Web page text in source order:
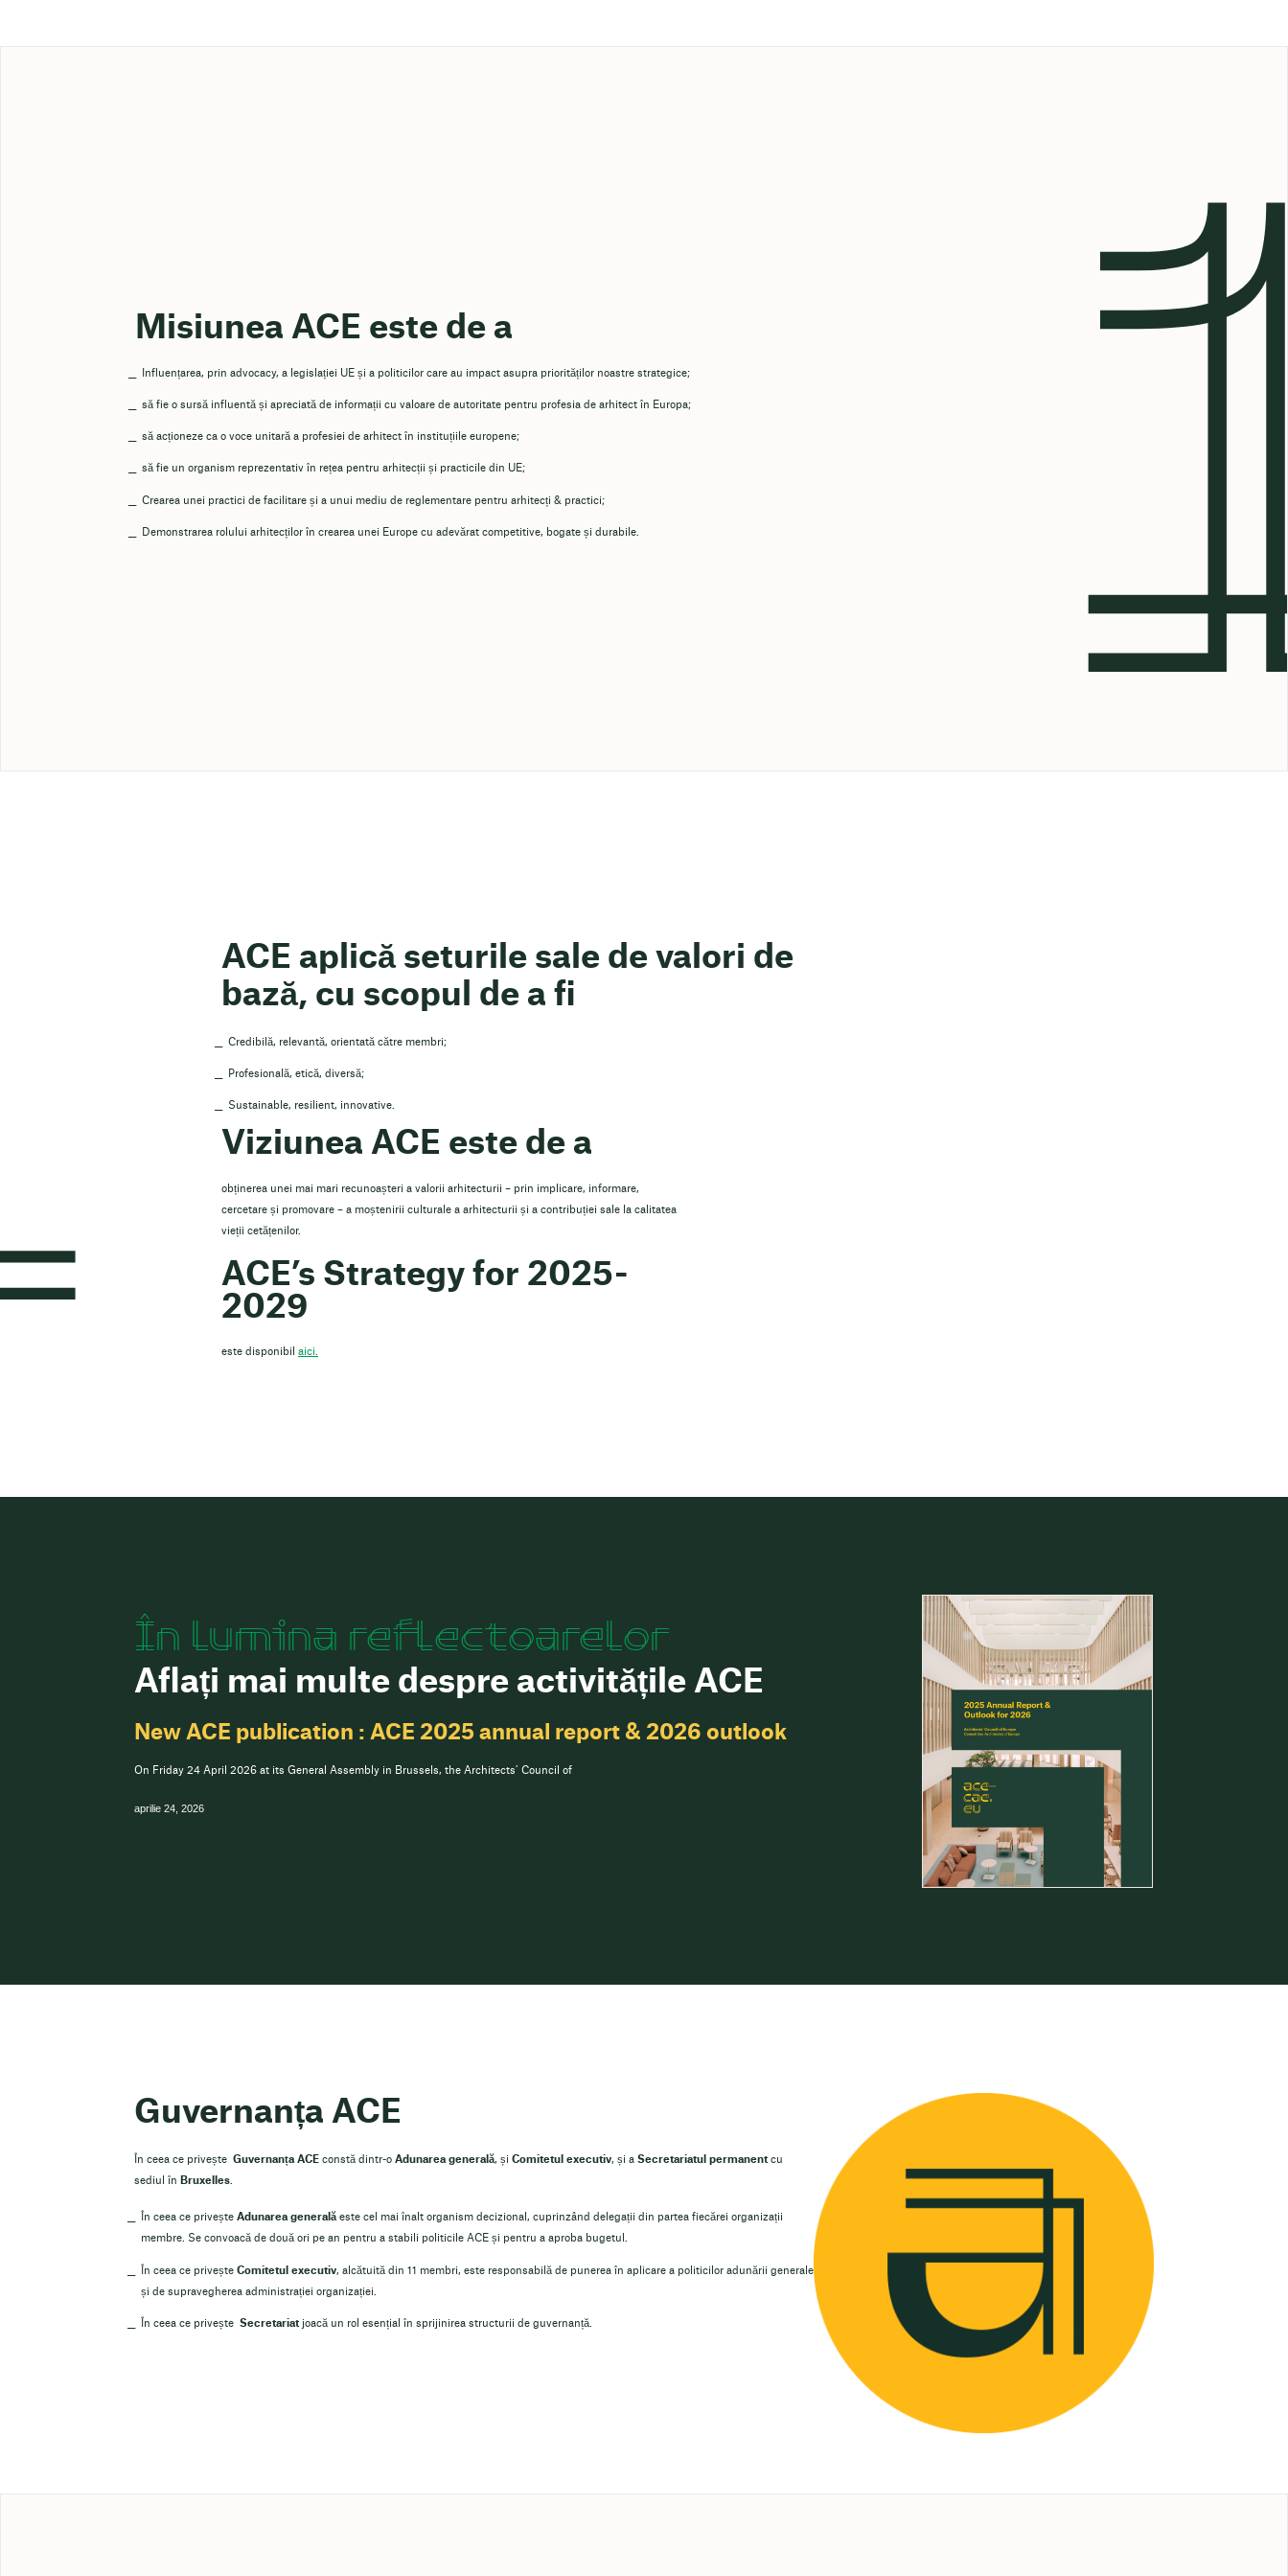
Misiunea ACE este de a
Influențarea, prin advocacy, a legislației UE și a politicilor care au impact asupra priorităților noastre strategice;
să fie o sursă influentă și apreciată de informații cu valoare de autoritate pentru profesia de arhitect în Europa;
să acționeze ca o voce unitară a profesiei de arhitect în instituțiile europene;
să fie un organism reprezentativ în rețea pentru arhitecții și practicile din UE;
Crearea unei practici de facilitare și a unui mediu de reglementare pentru arhitecți & practici;
Demonstrarea rolului arhitecților în crearea unei Europe cu adevărat competitive, bogate și durabile.
ACE aplică seturile sale de valori de
bază, cu scopul de a fi
Credibilă, relevantă, orientată către membri;
Profesională, etică, diversă;
Sustainable, resilient, innovative.
Viziunea ACE este de a
obținerea unei mai mari recunoașteri a valorii arhitecturii – prin implicare, informare,
cercetare și promovare – a moștenirii culturale a arhitecturii și a contribuției sale la calitatea
vieții cetățenilor.
ACE’s Strategy for 2025-
2029
este disponibil aici.
În lumina reflectoarelor
Aflați mai multe despre activitățile ACE
New ACE publication : ACE 2025 annual report & 2026 outlook
On Friday 24 April 2026 at its General Assembly in Brussels, the Architects’ Council of
aprilie 24, 2026
Guvernanța ACE
În ceea ce privește Guvernanța ACE constă dintr-o Adunarea generală, și Comitetul executiv, și a Secretariatul permanentcu
sediul în Bruxelles
În ceea ce privește Adunarea generalăeste cel mai înalt organism decizional, cuprinzând delegații din partea fiecărei organizații
membre. Se convoacă de două ori pe an pentru a stabili politicile ACE și pentru a aproba bugetul.
În ceea ce privește Comitetul executiv, alcătuită din 11 membri, este responsabilă de punerea în aplicare a politicilor adunării generale
și de supravegherea administrației organizației.
În ceea ce privește Secretariatjoacă un rol esențial în sprijinirea structurii de guvernanță.